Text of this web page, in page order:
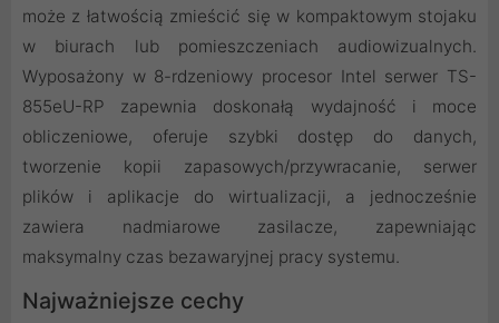
może z łatwością zmieścić się w kompaktowym stojaku
w biurach lub pomieszczeniach audiowizualnych.
Wyposażony w 8-rdzeniowy procesor Intel serwer TS-
855eU-RP zapewnia doskonałą wydajność i moce
obliczeniowe, oferuje szybki dostęp do danych,
tworzenie kopii zapasowych/przywracanie, serwer
plików i aplikacje do wirtualizacji, a jednocześnie
zawiera nadmiarowe zasilacze, zapewniając
maksymalny czas bezawaryjnej pracy systemu.
Najważniejsze cechy